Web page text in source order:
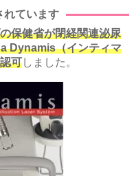
れています
保健省が閉経関連泌尿
Dynamis（インティマ
可しました。